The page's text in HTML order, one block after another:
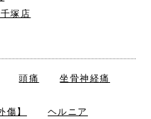
塚店
頭痛
坐骨神経痛
傷】
ヘルニア